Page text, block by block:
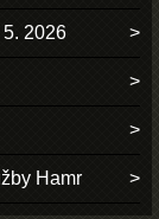
2026
Hamr